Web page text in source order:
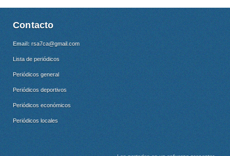
Contacto
Email: rsa7ca@gmail.com
Lista de periódicos
Periódicos general
Periódicos deportivos
Periódicos económicos
Periódicos locales